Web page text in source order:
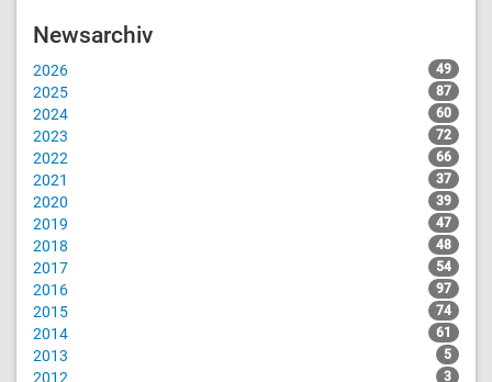
Newsarchiv
2026 49
2025 87
2024 60
2023 72
2022 66
2021 37
2020 39
2019 47
2018 48
2017 54
2016 97
2015 74
2014 61
2013 5
2012 3